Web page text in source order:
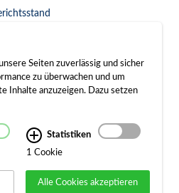
erklären
& KONTAKT
/ Anfahrt
Kontakt
Seiten zuverlässig und sicher
zu überwachen und um
Inhalte anzuzeigen. Dazu setzen
Statistiken
1 Cookie
Alle Cookies akzeptieren